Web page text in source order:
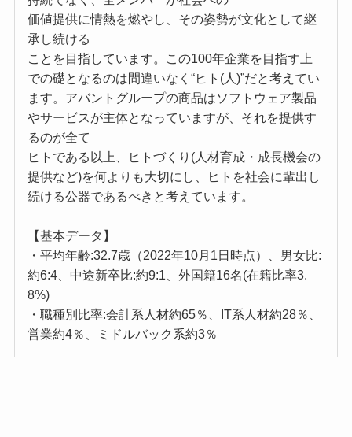
価値提供に情熱を燃やし、その姿勢が文化として継
承し続ける
ことを目指しています。この100年企業を目指す上
での礎となるのは間違いなく“ヒト(人)”だと考えてい
ます。アバントグループの商品はソフトウェア製品
やサービスが主体となっていますが、それを提供す
るのが全て
ヒトである以上、ヒトづくり(人材育成・成⾧機会の
提供など)を何よりも大切にし、ヒトを社会に輩出し
続ける公器であるべきと考えています。
【基本データ】
・平均年齢:32.7歳（2022年10月1日時点）、男女比:
約6:4、中途新卒比:約9:1、外国籍16名(在籍比率3.
8%)
・職種別比率:会計系人材約65％、IT系人材約28％、
営業約4％、ミドルバック系約3％